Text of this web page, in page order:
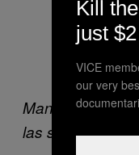
Mantente al
las siguientes
Kill
just
VICE
our very